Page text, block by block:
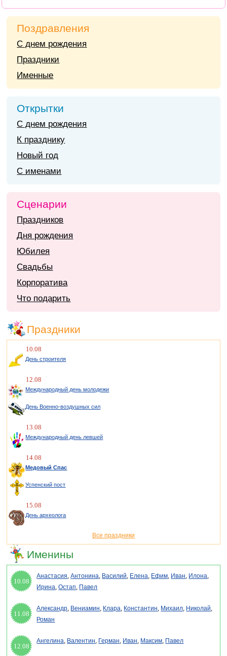
Поздравления
С днем рождения
Праздники
Именные
Открытки
С днем рождения
К празднику
Новый год
С именами
Сценарии
Праздников
Дня рождения
Юбилея
Свадьбы
Корпоратива
Что подарить
Праздники
10.08
День строителя
12.08
Международный день молодежи
День Военно-воздушных сил
13.08
Международный день левшей
14.08
Медовый Спас
Успенский пост
15.08
День археолога
Все праздники
Именины
10.08
Анастасия,Антонина, Василий, Елена, Ефим, Иван, Илона,
Ирина,Остап, Павел
11.08
Александр, Вениамин, Клара, Константин, Михаил, Николай,
Роман
12.08
Ангелина, Валентин, Герман, Иван, Максим, Павел